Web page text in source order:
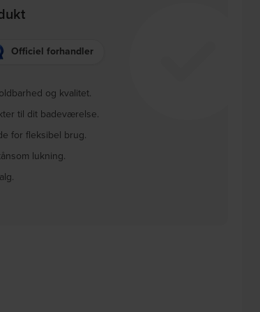
Officiel forhandler
og kvalitet.
til dit badeværelse.
for fleksibel brug.
lukning.